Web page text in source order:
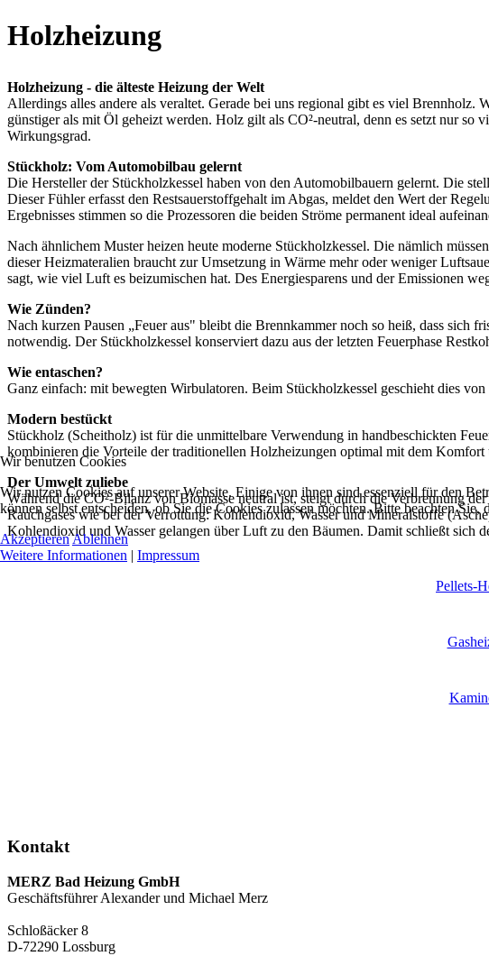
Holzheizung
Holzheizung - die älteste Heizung der Welt
Allerdings alles andere als veraltet. Gerade bei uns regional gibt es viel
günstiger als mit Öl geheizt werden. Holz gilt als CO²-neutral, denn es setzt nur so
Wirkungsgrad.
Stückholz: Vom Automobilbau gelernt
Die Hersteller der Stückholzkessel haben von den Automobilbauern gelernt. Die
Dieser Fühler erfasst den Restsauerstoffgehalt im Abgas, meldet den Wert der
Ergebnisses stimmen so die Prozessoren die beiden Ströme permanent ideal
Nach ähnlichem Muster heizen heute moderne Stückholzkessel. Die nämlich
dieser Heizmateralien braucht zur Umsetzung in Wärme mehr oder weniger
sagt, wie viel Luft es beizumischen hat. Des Energiesparens und der Emissionen
Wie Zünden?
Nach kurzen Pausen „Feuer aus" bleibt die Brennkammer noch so heiß, dass sich
notwendig. Der Stückholzkessel konserviert dazu aus der letzten Feuerphase
Wie entaschen?
Ganz einfach: mit bewegten Wirbulatoren. Beim Stückholzkessel geschieht dies
Modern bestückt
Stückholz (Scheitholz) ist für die unmittelbare Verwendung in handbeschickten
kombinieren die Vorteile der traditionellen Holzheizungen optimal mit dem
Der Umwelt zuliebe
Während die CO²-Bilanz von Biomasse neutral ist, steigt durch die Verbrennung
Rauchgases wie bei der Verrottung: Kohlendioxid, Wasser und Mineralstoffe
Kohlendioxid und Wasser gelangen über Luft zu den Bäumen. Damit schließt sich
Pellets-
Kontakt
MERZ Bad Heizung GmbH
Geschäftsführer Alexander und Michael Merz
Schloßäcker 8
D-72290 Lossburg
Wir benutzen Cookies
Wir nutzen Cookies auf unserer Website. Einige von ihnen sind essenziell für den
können selbst entscheiden, ob Sie die Cookies zulassen möchten. Bitte beachten
AkzeptierenAblehnen
Weitere Informationen | Impressum